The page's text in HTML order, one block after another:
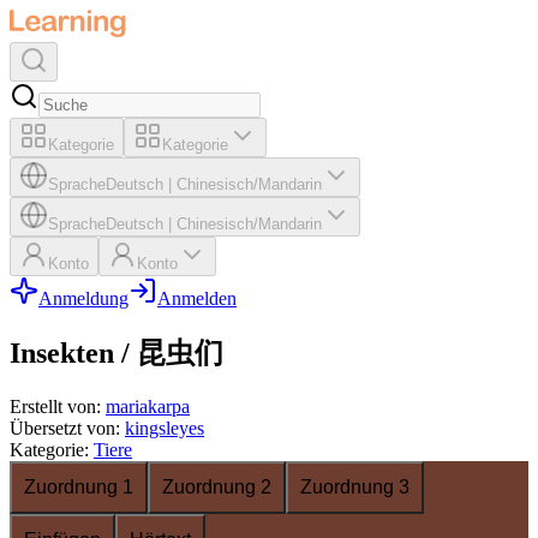
Kategorie Kategorie
SpracheDeutsch Chinesisch/Mandarin
SpracheDeutsch Chinesisch/Mandarin
Konto Konto
Anmeldung Anmelden
Insekten / 昆虫们
Erstellt von: mariakarpa
Übersetzt von: kingsleyes
Kategorie: Tiere
Zuordnung 1
Zuordnung 2 Zuordnung 3